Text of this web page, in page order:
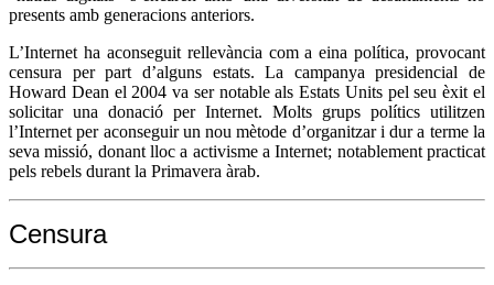
presents amb generacions anteriors.
L’Internet ha aconseguit rellevància com a eina política, provocant
censura per part d’alguns estats. La campanya presidencial de
Howard Dean el 2004 va ser notable als Estats Units pel seu èxit el
solicitar una donació per Internet. Molts grups polítics utilitzen
l’Internet per aconseguir un nou mètode d’organitzar i dur a terme la
seva missió, donant lloc a activisme a Internet; notablement practicat
pels rebels durant la Primavera àrab.
Censura